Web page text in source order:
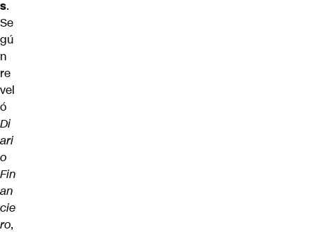
s.
Se
gú
n
re
vel
ó
Di
ari
o
Fin
an
cie
ro,